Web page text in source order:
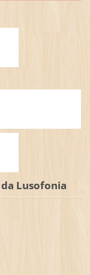
Lusofonia